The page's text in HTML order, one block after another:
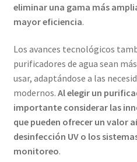
eliminar una gama más
mayor eficiencia.
Los avances tecnológicos
purificadores de agua sean
usar, adaptándose a las
modernos. Al elegir un
importante considerar las
que pueden ofrecer un valor
desinfección UV o los
monitoreo.